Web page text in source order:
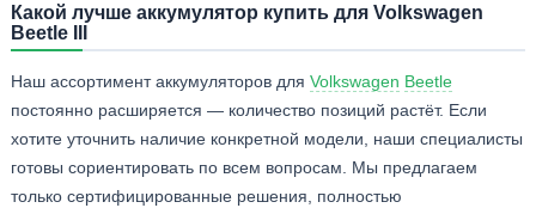
Какой лучше аккумулятор купить для Volkswagen
Beetle III
Наш ассортимент аккумуляторов для Volkswagen Beetle
постоянно расширяется — количество позиций растёт. Если
хотите уточнить наличие конкретной модели, наши специалисты
готовы сориентировать по всем вопросам. Мы предлагаем
только сертифицированные решения, полностью